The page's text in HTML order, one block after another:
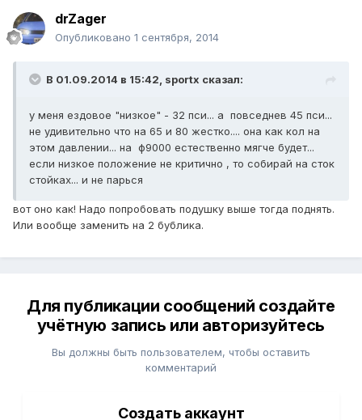
drZager
Опубликовано 1 сентября, 2014
В 01.09.2014 в 15:42, sportx сказал:
у меня ездовое "низкое" - 32 пси... а повседнев 45 пси...
не удивительно что на 65 и 80 жестко.... она как кол на
этом давлении... на ф9000 естественно мягче будет...
если низкое положение не критично , то собирай на сток
стойках... и не парься
вот оно как! Надо попробовать подушку выше тогда поднять.
Или вообще заменить на 2 бублика.
Для публикации сообщений создайте
учётную запись или авторизуйтесь
Вы должны быть пользователем, чтобы оставить
комментарий
Создать аккаунт